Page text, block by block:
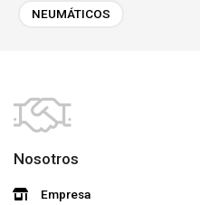
NEUMÁTICOS
Nosotros
Empresa